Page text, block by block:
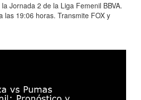
Jornada 2 de la Liga Femenil BBVA.
las 19:06 horas. Transmite FOX y